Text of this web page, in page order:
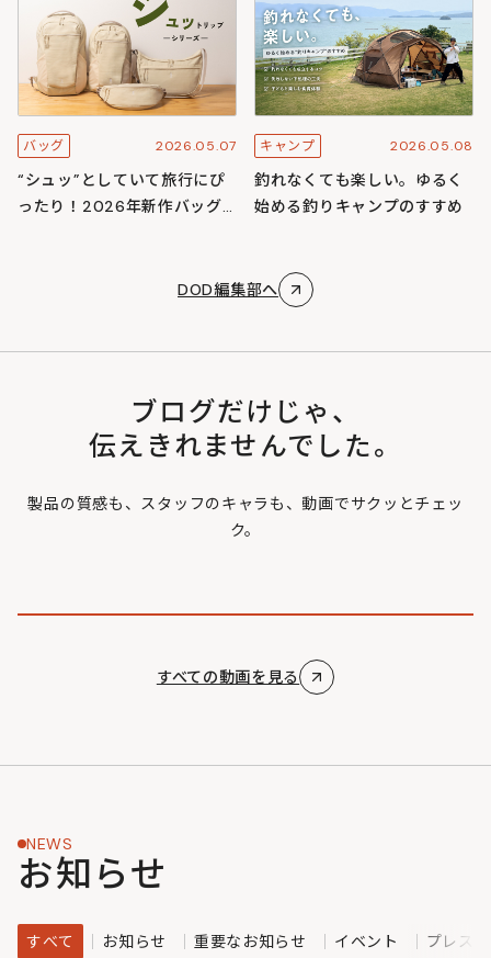
バッグ 2026.05.07
“シュッ”としていて旅行にぴ
ったり！2026年新作バッグ
キャンプ 2026.05.08
釣れなくても楽しい。ゆるく
始める釣りキャンプのすすめ
DOD編集部へ
ブログだけじゃ、
伝えきれませんでした。
製品の質感も、スタッフのキャラも、動画でサクッとチェッ
ク。
すべての動画を見る
NEWS
お知らせ
すべて お知らせ 重要なお知らせ イベント プレス